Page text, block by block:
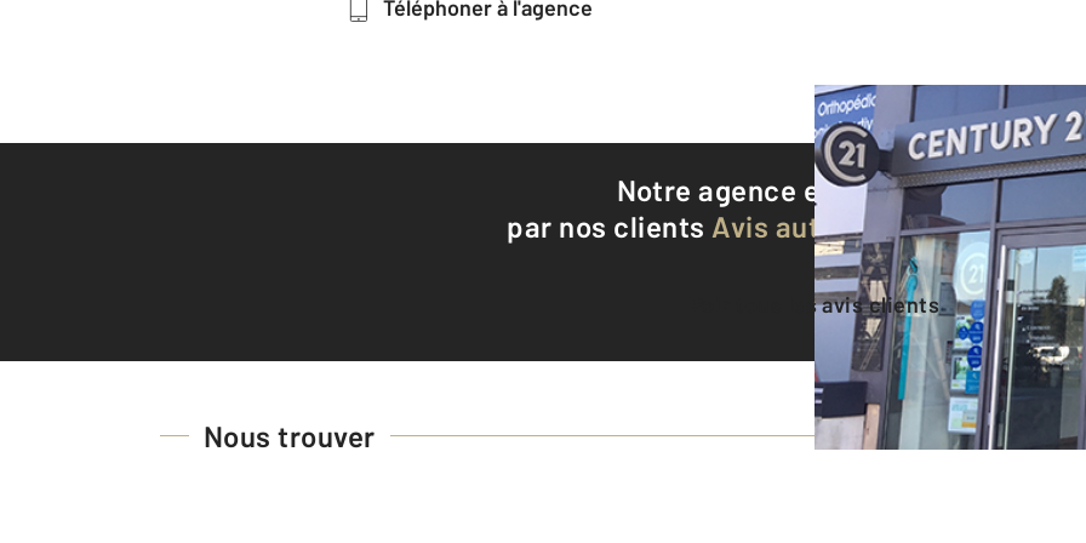
Téléphoner à l'agence
Notre agence est notée9,1/10
par nos clients Avis authentifiés par
Voir tous les avis clients
Nous trouver